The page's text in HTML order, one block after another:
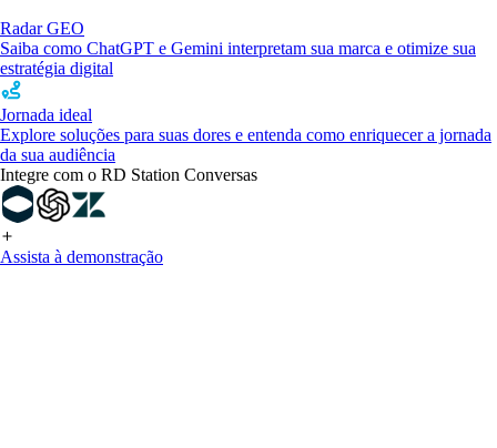
Radar GEO
Saiba como ChatGPT e Gemini interpretam sua marca e otimize sua
estratégia digital
Jornada ideal
Explore soluções para suas dores e entenda como enriquecer a jornada
da sua audiência
Integre com o RD Station Conversas
Assista à demonstração